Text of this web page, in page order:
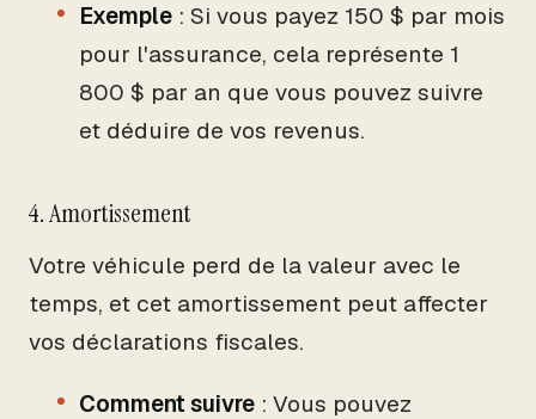
Exemple : Si vous payez 150 $ par mois
pour l'assurance, cela représente 1
800 $ par an que vous pouvez suivre
et déduire de vos revenus.
4. Amortissement
Votre véhicule perd de la valeur avec le
temps, et cet amortissement peut affecter
vos déclarations fiscales.
Comment suivre : Vous pouvez